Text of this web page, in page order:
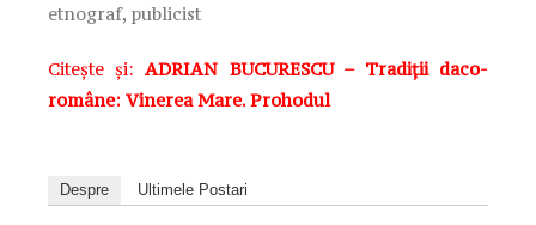
etnograf, publicist
Citește și:ADRIAN BUCURESCU – Tradiții daco-
române: Vinerea Mare. Prohodul
Despre Ultimele Postari